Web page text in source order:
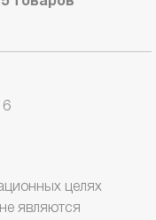
6
целях
являются